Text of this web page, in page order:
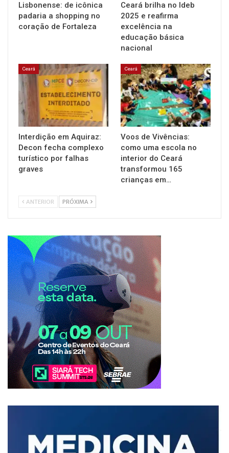
Lisbonense: de icônica
padaria a shopping no
coração de Fortaleza
Ceará brilha no Ideb
2025 e reafirma
excelência na
educação básica
nacional
Ceará
Interdição em Aquiraz:
Decon fecha complexo
turístico por falhas
graves
Ceará
Voos de Vivências:
como uma escola no
interior do Ceará
transformou 165
crianças em…
ANTERIOR PRÓXIMA